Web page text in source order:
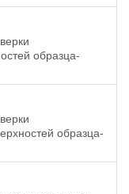
образца-
образца-